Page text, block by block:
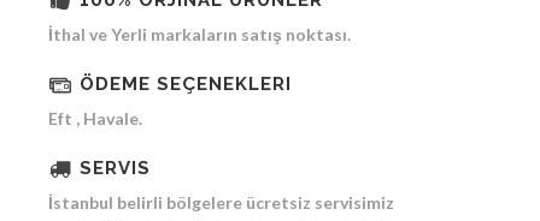
İthal ve Yerli markaların satış noktası.
ÖDEME SEÇENEKLERI
Eft , Havale.
SERVIS
İstanbul belirli bölgelere ücretsiz servisimiz